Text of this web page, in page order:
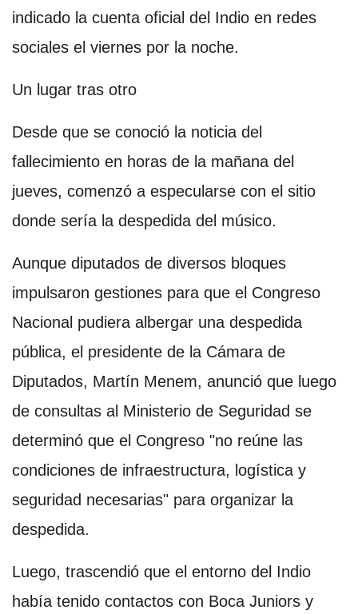
indicado la cuenta oficial del Indio en redes
sociales el viernes por la noche.
Un lugar tras otro
Desde que se conoció la noticia del
fallecimiento en horas de la mañana del
jueves, comenzó a especularse con el sitio
donde sería la despedida del músico.
Aunque diputados de diversos bloques
impulsaron gestiones para que el Congreso
Nacional pudiera albergar una despedida
pública, el presidente de la Cámara de
Diputados, Martín Menem, anunció que luego
de consultas al Ministerio de Seguridad se
determinó que el Congreso "no reúne las
condiciones de infraestructura, logística y
seguridad necesarias" para organizar la
despedida.
Luego, trascendió que el entorno del Indio
había tenido contactos con Boca Juniors y